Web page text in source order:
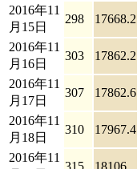
2016年11
月15日
298 17668.2
2016年11
月16日
303 17862.2
2016年11
月17日
307 17862.6
2016年11
月18日
310 17967.4
2016年11